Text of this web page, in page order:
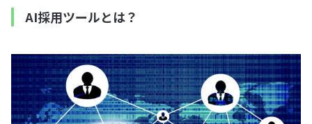
AI採用ツールとは？